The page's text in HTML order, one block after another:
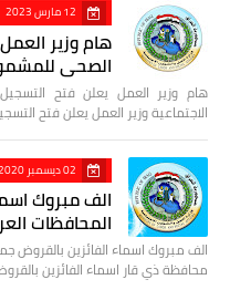
12 مارس 2023
هام وزير
الصحي
هام وزير العمل يعلن فتح
الاجتماعية وزير العمل يعلن فتح
02 ديسمبر 2020
الف مبروك
المحافظات
الف مبروك اسماء الفائزين بالقروض
محافظة ذي قار اسماء الفائزين